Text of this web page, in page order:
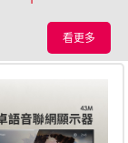
看更多